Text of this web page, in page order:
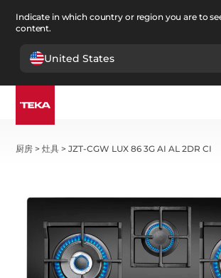
Indicate in which country or region you are to
content.
United States
厨房 >灶具 >JZT-CGW LUX 86 3G AI AL 2DR CI